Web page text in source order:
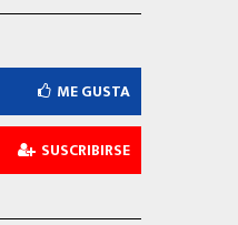
ME GUSTA
SUSCRIBIRSE